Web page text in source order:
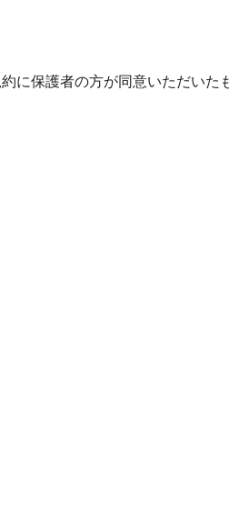
に保護者の方が同意いただいた